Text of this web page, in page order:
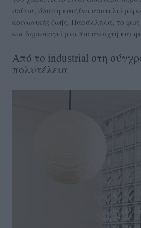
σπίτια, όπου η κουζίνα αποτελεί
κοινωνικής ζωής. Παράλληλα, το φως
και δημιουργεί μια πιο ανοιχτή και
Από το industrial στη
πολυτέλεια